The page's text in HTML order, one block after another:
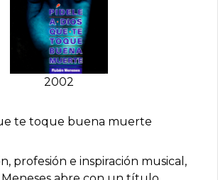
2002
te toque buena muerte
profesión e inspiración musical,